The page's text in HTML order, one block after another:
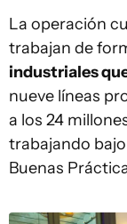
La operación
trabajan de
industriales
nueve líneas
a los 24
trabajando
Buenas